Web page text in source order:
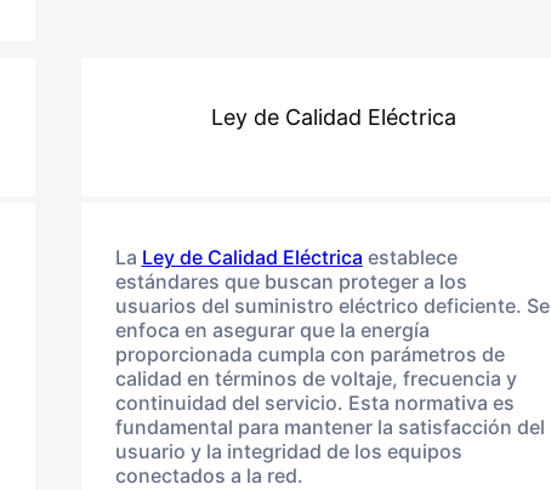
Ley de Calidad Eléctrica
La Ley de Calidad Eléctrica establece
estándares que buscan proteger a los
usuarios del suministro eléctrico deficiente. Se
enfoca en asegurar que la energía
proporcionada cumpla con parámetros de
calidad en términos de voltaje, frecuencia y
continuidad del servicio. Esta normativa es
fundamental para mantener la satisfacción del
usuario y la integridad de los equipos
conectados a la red.